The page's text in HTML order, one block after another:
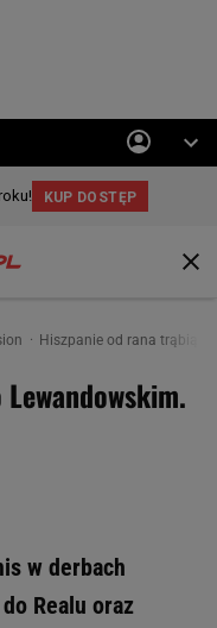
Hiszpanie od rana trąbią o
w derbach
Realu oraz